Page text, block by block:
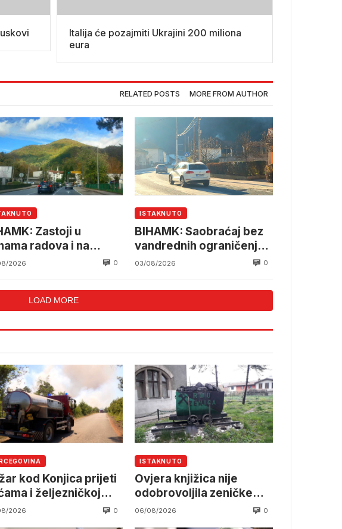
Italija će pozajmiti Ukrajini 200 miliona
eura
RELATED POSTS MORE FROM AUTHOR
Zastoji u
radova i na
2026 0
ISTAKNUTO
BIHAMK: Saobraćaj bez
vandrednih ograničenja
uz gužve
03/08/2026 0
LOAD MORE
kod Konjica prijeti
i željezničkoj
očekuje se
2026 0
ISTAKNUTO
Ovjera knjižica nije
odobrovoljila zeničke
rudare u jami Raspotočje
06/08/2026 0